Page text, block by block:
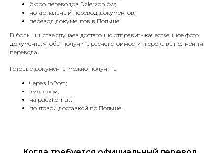
бюро переводов Dzierżoniów;
нотариальный перевод документов;
перевод документов в Польше.
В большинстве случаев достаточно отправить качественное фото
документа, чтобы получить расчёт стоимости и срока выполнения
перевода.
Готовые документы можно получить:
через InPost;
курьером;
на paczkomat;
почтовой доставкой по Польше.